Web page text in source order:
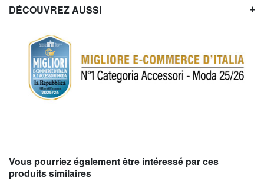
DÉCOUVREZ AUSSI
Vous pourriez également être intéressé par ces
produits similaires